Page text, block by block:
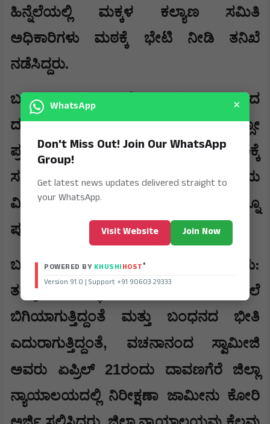
ಹಿನ್ನೆಲೆಯಲ್ಲಿ ಮಕ್ಕಳ ಕಲ್ಯಾಣ ಸಮಿತಿ
ಅಧಿಕಾರಿಗಳು ಮಠಕ್ಕೆ ಭೇಟಿ ನೀಡಿ ತನಿಖೆ
ನಡೆಸಿದ್ದರು.
ಬಳಿಕ ಮಠದ ಬಾಲಕನೋರ್ವನ ತಾಯಿ ನೀಡಿದ
ದೂರಿನ ಮೇರೆಗೆ ಸ್ವಾಮೀಜಿ ವಿರುದ್ಧ ಪೋಕ್ಸೋ
ಪ್ರಕರಣ ದಾಖಲಾಗಿತ್ತು. ಈಗಾಗಲೇ ಈ ಪ್ರಕರಣಕ್ಕೆ
ಸಂಬಂಧಿಸಿದಂತೆ ಪೊಲೀಸರು ಸ್ವಾಮೀಜಿಯ
ವಿಚಾರಣೆ ನಡೆಸಿ,
ವೈದ್ಯಕೀಯ ತಪಾಸಣೆಯನ್ನೂ
ಪೂರ್ಣಗೊಳಿಸಿದ್ದಾರೆ.
ಬಂಧನ ಭೀತಿಯಲ್ಲಿ ಜಾಮೀನು ಪಡೆದಿದ್ದ ಶ್ರೀಗಳು:
ತಮ್ಮ ವಿರುದ್ಧ ಕಾನೂನು ಸಂಕೋಲೆ
ಬಿಗಿಯಾಗುತ್ತಿದ್ದಂತೆ ಮತ್ತು ಬಂಧನದ ಭೀತಿ
ಎದುರಾಗುತ್ತಿದ್ದಂತೆ, ವಚನಾನಂದ ಸ್ವಾಮೀಜಿ
ಅವರು ಏಪ್ರಿಲ್ 21ರಂದು ದಾವಣಗೆರೆ ಜಿಲ್ಲಾ
ನ್ಯಾಯಾಲಯದಲ್ಲಿ ನಿರೀಕ್ಷಣಾ ಜಾಮೀನು ಕೋರಿ
WhatsApp ×
Don't Miss Out! Join Our WhatsApp
Group!
Get latest news updates delivered straight to
your WhatsApp.
Visit Website Join Now
POWERED BY KHUSHIHOST®
Version 91.0 | Support +91 90603 29333